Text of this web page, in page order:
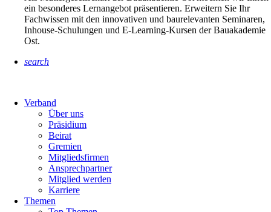
ein besonderes Lernangebot präsentieren. Erweitern Sie Ihr
Fachwissen mit den innovativen und baurelevanten Seminaren,
Inhouse-Schulungen und E-Learning-Kursen der Bauakademie
Ost.
search
Verband
Über uns
Präsidium
Beirat
Gremien
Mitgliedsfirmen
Ansprechpartner
Mitglied werden
Karriere
Themen